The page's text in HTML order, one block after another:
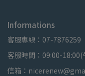
Informations
客服專線：07-7876259
客服時間：09:00-
信箱：